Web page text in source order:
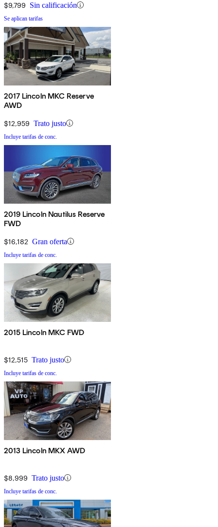
$9,799 Sin calificación
Se aplican tarifas
2017 Lincoln MKC Reserve
AWD
$12,959 Trato justo
Incluye tarifas de conc.
2019 Lincoln Nautilus Reserve
FWD
$16,182 Gran oferta
Incluye tarifas de conc.
2015 Lincoln MKC FWD
$12,515 Trato justo
Incluye tarifas de conc.
2013 Lincoln MKX AWD
$8,999 Trato justo
Incluye tarifas de conc.